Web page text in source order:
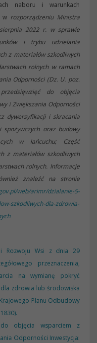
naboru i warunkach
w rozporządzeniu Ministra
2022 r. w sprawie
i trybu udzielania
z materiałów szkodliwych
rolnych w ramach
Odporności (Dz. U. poz.
do objęcia
i Zwiększania Odporności
dywersyfikacji i skracania
oraz budowy
w łańcuchu; Część
z materiałów szkodliwych
rolnych. Informacje
znaleźć na stronie
web/arimr/dzialanie-5-
szkodliwych-dla-zdrowia-
i Rozwoju Wsi z dnia 29
przeznaczenia,
na wymianę pokryć
zdrowia lub środowiska
Planu Odbudowy
do objęcia wsparciem z
Odporności Inwestycja: